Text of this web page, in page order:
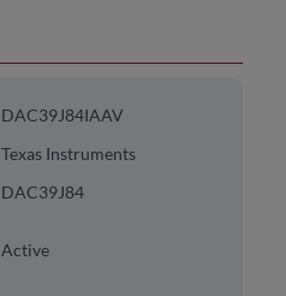
DAC39J84IAAV
Texas Instruments
DAC39J84
Active